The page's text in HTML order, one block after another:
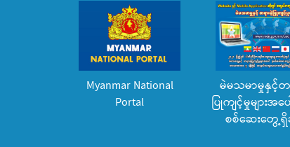
Myanmar National
Portal
မဲမသမာမှုနှင့်တ
ပြုကျင့်မှုများအပ
စစ်ဆေးတွေ့ရှိ